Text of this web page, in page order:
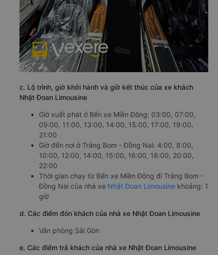
c. Lộ trình, giờ khởi hành và giờ kết thúc của xe khách
Nhật Đoan Limousine
Giờ xuất phát ở Bến xe Miền Đông: 03:00, 07:00,
09:00, 11:00, 13:00, 14:00, 15:00, 17:00, 19:00,
21:00
Giờ đến nơi ở Trảng Bom - Đồng Nai: 4:00, 8:00,
10:00, 12:00, 14:00, 15:00, 16:00, 18:00, 20:00,
22:00
Thời gian chạy từ Bến xe Miền Đông đi Trảng Bom -
Đồng Nai của nhà xe Nhật Đoan Limousine khoảng: 1
giờ
d. Các điểm đón khách của nhà xe Nhật Đoan Limousine
Văn phòng Sài Gòn
e. Các điểm trả khách của nhà xe Nhật Đoan Limousine